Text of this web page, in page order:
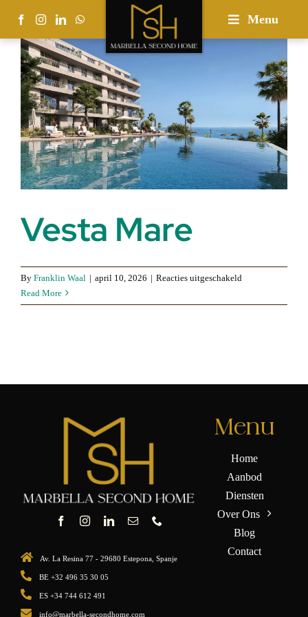
content
Menu
Vesta Mare
By Franklin Waal | april 10, 2026 | Reacties uitgeschakeld
Mare
Read More
Av. La Resina 77 - 29680 Estepona, Spanje
BE +32 496 35 30 05
ES +34 744 612 491
info@marbella-secondhome.com
Menu
Home
Aanbod
Diensten
Over Ons
Blog
Contact